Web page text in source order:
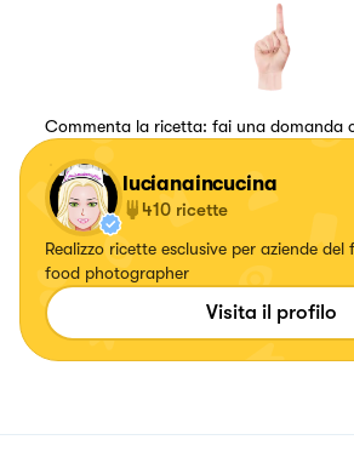
Commenta la ricetta: fai una domanda
lucianaincucina
410 ricette
Realizzo ricette esclusive per aziende
food photographer
Visita il profilo